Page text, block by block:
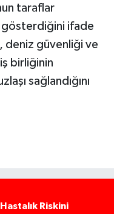
taraflar
gösterdiğini ifade
deniz güvenliği ve
birliğinin
sağlandığını
Riskini